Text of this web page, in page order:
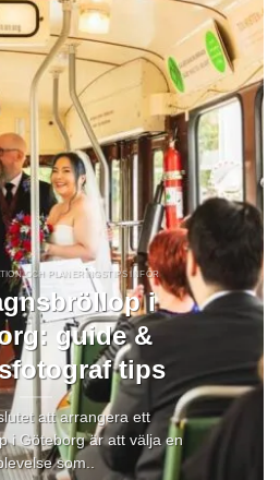
OCH PLANERINGSTIPS INFÖR
i
guide &
tips
att arrangera ett
i Göteborg är att välja en
som..